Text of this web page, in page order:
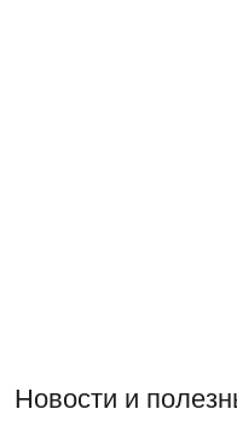
Новости и